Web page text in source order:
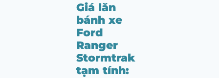
Giá lăn
bánh xe
Ford
Ranger
Stormtrak
tạm tính: